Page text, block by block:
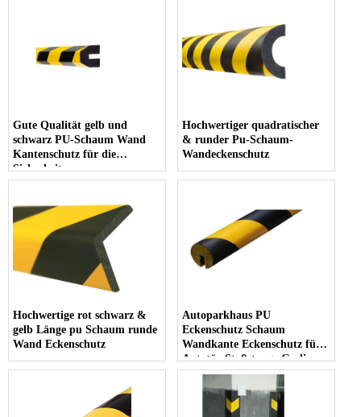
Gute Qualität gelb und
schwarz PU-Schaum Wand
Kantenschutz für die
Sicherheit
Hochwertiger quadratischer
& runder Pu-Schaum-
Wandeckenschutz
Hochwertige rot schwarz &
gelb Länge pu Schaum runde
Wand Eckenschutz
Autoparkhaus PU
Eckenschutz Schaum
Wandkante Eckenschutz für
Autotür Stoßstange Geelian